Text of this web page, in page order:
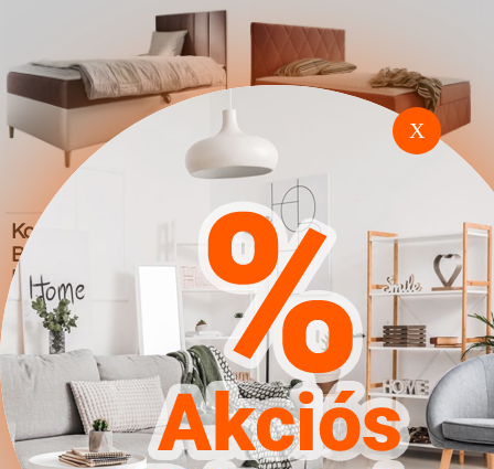
Kontinentális ágy
Baltimore 170 (Soft 017
Fresh 9)
4.567Ft
Ugrás a
boltba
Részletek
Butor1.hu
Kontinentális ágy
Comfivo 225 (Magic
Velvet 2258)
4.567Ft
Ugrás a
boltba
Részletek
Butor1.hu
X